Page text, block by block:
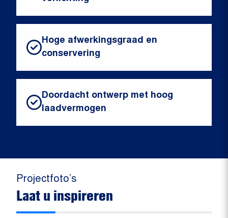
Hoge afwerkingsgraad en
conservering
Doordacht ontwerp met hoog
laadvermogen
Projectfoto’s
Laat u inspireren